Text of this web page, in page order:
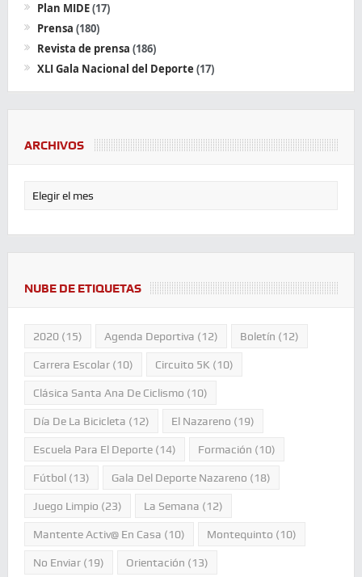
Plan MIDE(17)
Prensa (180)
Revista de prensa (186)
XLI Gala Nacional del Deporte (17)
ARCHIVOS
NUBE DE ETIQUETAS
2020(15) Agenda Deportiva (12) Boletín (12)
Carrera Escolar(10) Circuito 5K(10)
Clásica Santa Ana De Ciclismo (10)
Día De La Bicicleta (12) El Nazareno (19)
Escuela Para El Deporte(14) Formación (10)
Fútbol(13) Gala Del Deporte Nazareno (18)
Juego Limpio (23) La Semana (12)
Mantente Activ@ En Casa (10) Montequinto (10)
No Enviar(19) Orientación (13)